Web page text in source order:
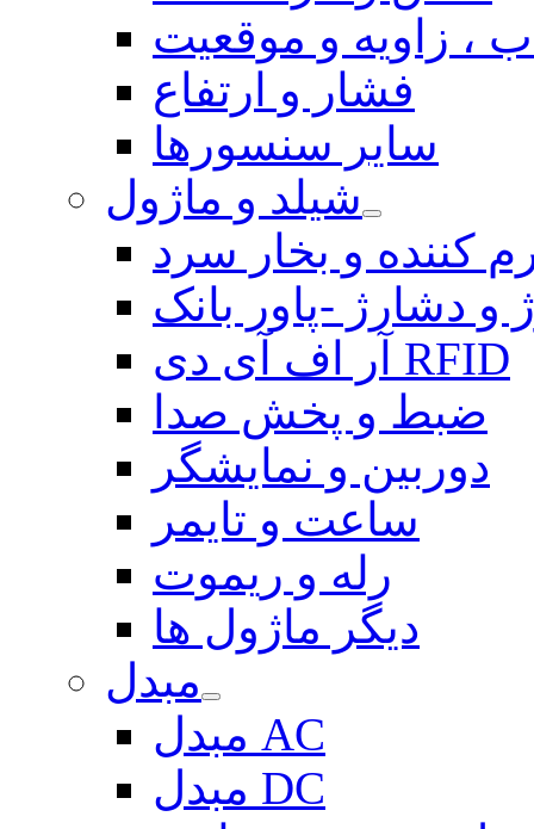
، زاویه و موقعیت
فشار و ارتفاع
سایر سنسورها
شیلد و ماژول
کننده و بخار سرد
و دشارژ -پاور بانک
آر اف آی دی RFID
ضبط و پخش صدا
دوربین و نمایشگر
ساعت و تایمر
رله و ریموت
دیگر ماژول ها
مبدل
مبدل AC
مبدل DC